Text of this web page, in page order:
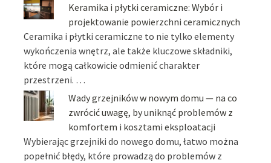
Keramika i płytki ceramiczne: Wybór i
projektowanie powierzchni ceramicznych
Ceramika i płytki ceramiczne to nie tylko elementy
wykończenia wnętrz, ale także kluczowe składniki,
które mogą całkowicie odmienić charakter
przestrzeni. …
Wady grzejników w nowym domu — na co
zwrócić uwagę, by uniknąć problemów z
komfortem i kosztami eksploatacji
Wybierając grzejniki do nowego domu, łatwo można
popełnić błędy, które prowadzą do problemów z